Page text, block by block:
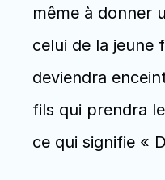
même à donner
celui de la jeune
deviendra
fils qui prendra
ce qui signifie «